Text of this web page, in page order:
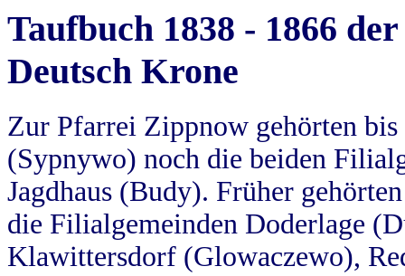
Taufbuch 1838 - 1866
Deutsch Krone
Zur Pfarrei Zippnow gehörten
(Sypnywo) noch die beiden
Jagdhaus (Budy). Früher
die Filialgemeinden Doderlage
Klawittersdorf (Glowaczewo),